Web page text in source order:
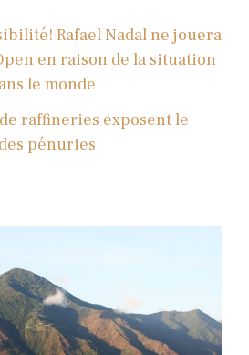
Rafael Nadal ne jouera
en raison de la situation
le monde
raffineries exposent le
pénuries